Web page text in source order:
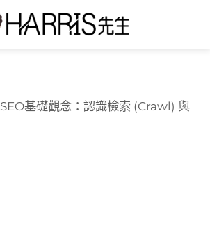
SEO基礎觀念：認識檢索 (Crawl) 與